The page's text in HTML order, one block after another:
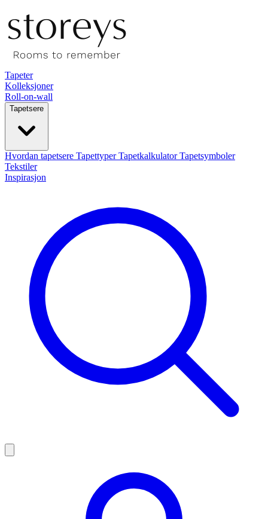
Tapeter
Kolleksjoner
Roll-on-wall
Tapetsere
Hvordan tapetsere TapettyperTapetkalkulatorTapetsymboler
Tekstiler
Inspirasjon